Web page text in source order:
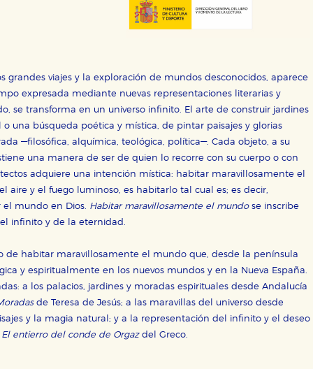
grandes viajes y la exploración de mundos desconocidos, aparece
expresada mediante nuevas representaciones literarias y
se transforma en un universo infinito. El arte de construir jardines
una búsqueda poética y mística, de pintar paisajes y glorias
—filosófica, alquímica, teológica, política—. Cada objeto, a su
una manera de ser de quien lo recorre con su cuerpo o con
adquiere una intención mística: habitar maravillosamente el
aire y el fuego luminoso, es habitarlo tal cual es; es decir,
mundo en Dios. Habitar maravillosamente el mundose inscribe
infinito y de la eternidad.
de habitar maravillosamente el mundo que, desde la península
y espiritualmente en los nuevos mundos y en la Nueva España.
a los palacios, jardines y moradas espirituales desde Andalucía
de Teresa de Jesús; a las maravillas del universo desde
y la magia natural; y a la representación del infinito y el deseo
El entierro del conde de Orgazdel Greco.
su experiencia de navegación y optimizar el
que no tenga que reconfigurarlos cada vez que nos visita. La
nuestros socios publicitarios y se utilizan para mostrar
información personal sino que se basan en la
cookies